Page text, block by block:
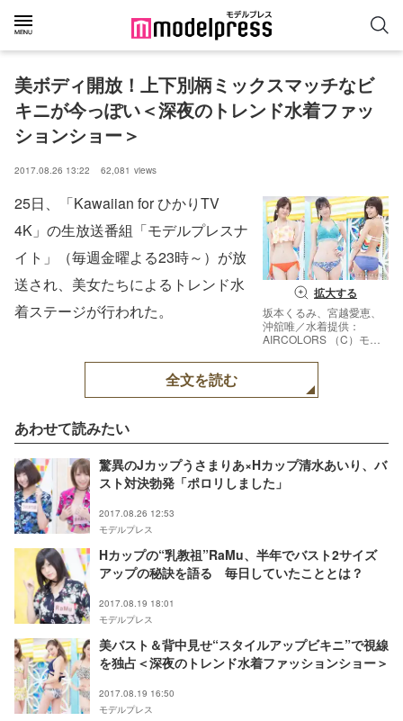
美ボディ開放！上下別柄ミックスマッチなビ
キニが今っぽい＜深夜のトレンド水着ファッ
ションショー＞
2017.08.26 13:22 62,081 views
拡大する
坂本くるみ、宮越愛恵、
沖舘唯／水着提供：
AIRCOLORS （C）モデ
25日、「Kawaiian for ひかりTV
4K」の生放送番組「モデルプレスナ
イト」（毎週金曜よる23時～）が放
送され、美女たちによるトレンド水
着ステージが行われた。
全文を読む
あわせて読みたい
驚異のJカップうさまりあ×Hカップ清水あいり、バ
スト対決勃発「ポロリしました」
2017.08.26 12:53
モデルプレス
Hカップの“乳教祖”RaMu、半年でバスト2サイズ
アップの秘訣を語る 毎日していたこととは？
2017.08.19 18:01
モデルプレス
美バスト＆背中見せ“スタイルアップビキニ”で視線
を独占＜深夜のトレンド水着ファッションショー＞
2017.08.19 16:50
モデルプレス